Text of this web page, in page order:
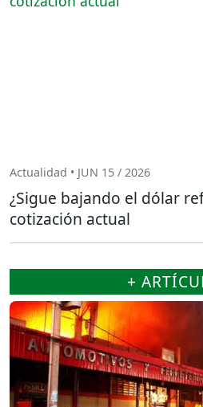
Actualidad • JUN 15 / 2026
¿Sigue bajando el dólar
cotización actual
+